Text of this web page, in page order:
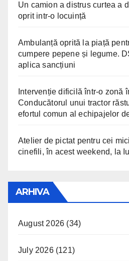
Un camion a distrus curtea a
oprit intr-o locuință
Ambulanță oprită la piață
cumpere pepene și legume.
aplica sancțiuni
Intervenție dificilă într-o zonă
Conducătorul unui tractor
efortul comun al echipajelor
Atelier de pictat pentru cei
cinefili, în acest weekend, la
ARHIVA
August 2026 (34)
July 2026(121)